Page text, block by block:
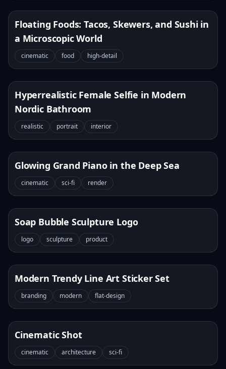
Floating Foods: Tacos, Skewers, and Sushi in
a Microscopic World
cinematic food high-detail
Hyperrealistic Female Selfie in Modern
Nordic Bathroom
realistic portrait interior
Glowing Grand Piano in the Deep Sea
cinematic sci-fi render
Soap Bubble Sculpture Logo
logo sculpture product
Modern Trendy Line Art Sticker Set
branding modern flat-design
Cinematic Shot
cinematic architecture sci-fi